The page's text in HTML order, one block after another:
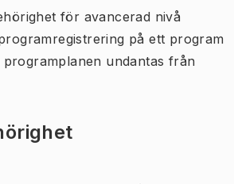
för avancerad nivå
på ett program
undantas från